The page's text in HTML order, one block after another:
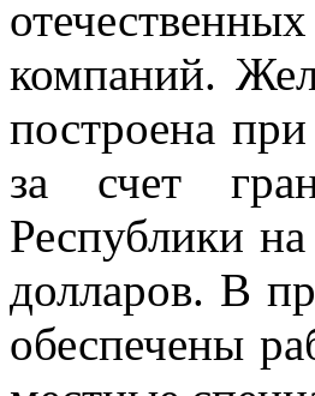
компаний.
построена
за счет
Республики
долларов. В
обеспечены